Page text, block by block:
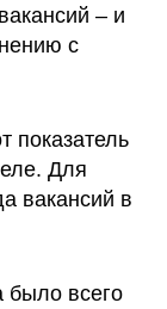
– и
с
показатель
Для
вакансий в
было всего